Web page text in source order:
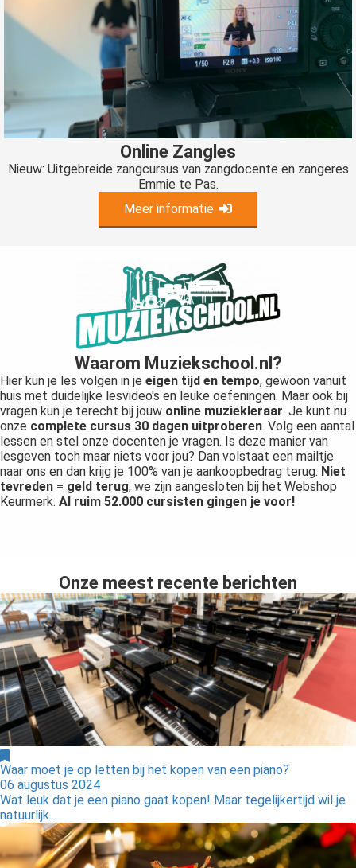
Online Zangles
Nieuw: Uitgebreide zangcursus van zangdocente en zangeres
Emmie te Pas.
Meer informatie
Waarom Muziekschool.nl?
Hier kun je les volgen in je eigen tijd en tempo, gewoon vanuit
huis met duidelijke lesvideo's en leuke oefeningen. Maar ook bij
vragen kun je terecht bij jouw online muziekleraar. Je kunt nu
onze complete cursus 30 dagen uitproberen. Volg een aantal
lessen en stel onze docenten je vragen. Is deze manier van
lesgeven toch maar niets voor jou? Dan volstaat een mailtje
naar ons en dan krijg je 100% van je aankoopbedrag terug: Niet
tevreden = geld terug, we zijn aangesloten bij het Webshop
Keurmerk. Al ruim 52.000 cursisten gingen je voor!
Onze meest recente berichten
Waar moet je op letten bij het kopen van een piano?
06 augustus 2024
Wat leuk dat je een piano gaat kopen! Maar tegelijkertijd wil je
natuurlijk...